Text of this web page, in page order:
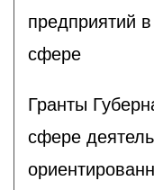
предприятий
сфере
Гранты
сфере